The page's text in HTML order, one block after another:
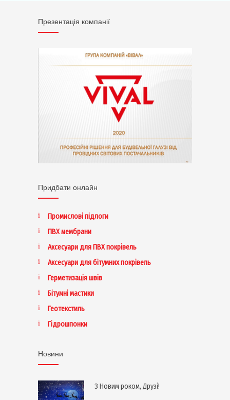
Презентація компанії
Придбати онлайн
Промислові підлоги
ПВХ мембрани
Аксесуари для ПВХ покрівель
Аксесуари для бітумних покрівель
Герметизація швів
Бітумні мастики
Геотекстиль
Гідрошпонки
Новини
З Новим роком, Друзі!